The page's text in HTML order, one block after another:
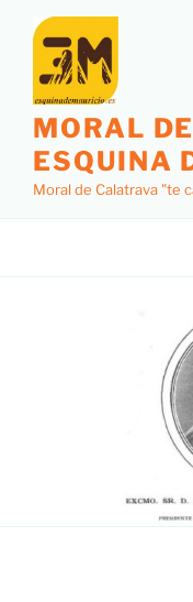
MORAL
ESQUINA
Moral de Calatrava "te